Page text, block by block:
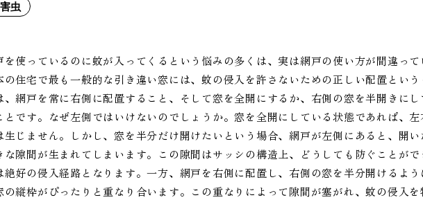
害虫
を使っているのに蚊が入ってくるという悩みの多くは、実は網戸の使い方が間違って
の住宅で最も一般的な引き違い窓には、蚊の侵入を許さないための正しい配置とい
、網戸を常に右側に配置すること、そして窓を全開にするか、右側の窓を半開きに
とです。なぜ左側ではいけないのでしょうか。窓を全開にしている状態であれば、
生じません。しかし、窓を半分だけ開けたいという場合、網戸が左側にあると、開
な隙間が生まれてしまいます。この隙間はサッシの構造上、どうしても防ぐことが
絶好の侵入経路となります。一方、網戸を右側に配置し、右側の窓を半分開けるよ
の縦枠がぴったりと重なり合います。この重なりによって隙間が塞がれ、蚊の侵入